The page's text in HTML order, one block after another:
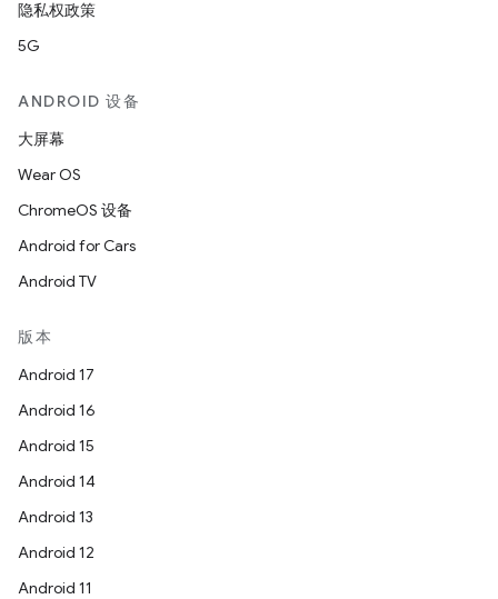
隐私权政策
5G
ANDROID 设备
大屏幕
Wear OS
ChromeOS 设备
Android for Cars
Android TV
版本
Android 17
Android 16
Android 15
Android 14
Android 13
Android 12
Android 11